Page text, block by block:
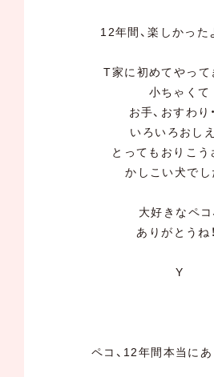
12年間、楽しかった
T家に初めてやって
小ちゃくて
お手、おすわり・
いろいろおし
とってもおりこう
かしこい犬でし
大好きなペコ
ありがとうね！
Y
ペコ、12年間本当にあ